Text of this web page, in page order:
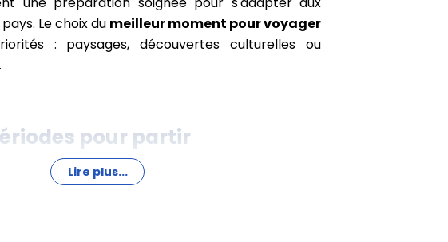
Le choix du meilleur moment pour voyager
: paysages, découvertes culturelles ou
pour partir
climat idéalet observer la nature japonaise dans
Lire plus...